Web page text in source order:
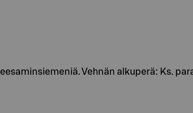
Vehnän alkuperä: Ks.